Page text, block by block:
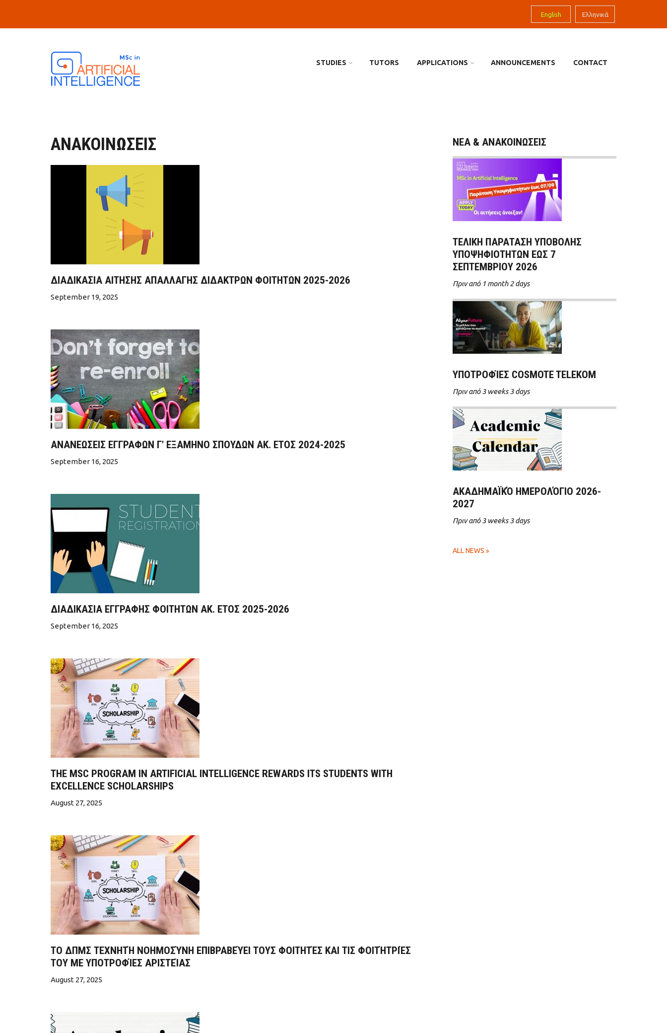
English Ελληνικά
STUDIES TUTORS APPLICATIONS ANNOUNCEMENTS CONTACT
ΑΝΑΚΟΙΝΩΣΕΙΣ
ΔΙΑΔΙΚΑΣΙΑ ΑΙΤΗΣΗΣ ΑΠΑΛΛΑΓΗΣ ΔΙΔΑΚΤΡΩΝ ΦΟΙΤΗΤΩΝ 2025-2026
September 19, 2025
ΑΝΑΝΕΩΣΕΙΣ ΕΓΓΡΑΦΩΝ Γ' ΕΞΑΜΗΝΟ ΣΠΟΥΔΩΝ ΑΚ. ΕΤΟΣ 2024-2025
September 16, 2025
ΔΙΑΔΙΚΑΣΙΑ ΕΓΓΡΑΦΗΣ ΦΟΙΤΗΤΩΝ ΑΚ. ΕΤΟΣ 2025-2026
September 16, 2025
THE MSC PROGRAM IN ARTIFICIAL INTELLIGENCE REWARDS ITS STUDENTS WITH
EXCELLENCE SCHOLARSHIPS
August 27, 2025
ΤΟ ΔΠΜΣ ΤΕΧΝΗΤΉ ΝΟΗΜΟΣΎΝΗ ΕΠΙΒΡΑΒΕΎΕΙ ΤΟΥΣ ΦΟΙΤΗΤΈΣ ΚΑΙ ΤΙΣ ΦΟΙΤΉΤΡΙΈΣ
ΤΟΥ ΜΕ ΥΠΟΤΡΟΦΊΕΣ ΑΡΙΣΤΕΊΑΣ
August 27, 2025
ΝΕΑ & ΑΝΑΚΟΙΝΩΣΕΙΣ
ΤΕΛΙΚΗ ΠΑΡΑΤΑΣΗ ΥΠΟΒΟΛΗΣ
ΥΠΟΨΗΦΙΟΤΗΤΩΝ ΕΩΣ 7
ΣΕΠΤΕΜΒΡΙΟΥ 2026
Πριν από 1 month 2 days
ΥΠΟΤΡΟΦΊΕΣ COSMOTE TELEKOM
Πριν από 3 weeks 3 days
ΑΚΑΔΗΜΑΪΚΌ ΗΜΕΡΟΛΌΓΙΟ 2026-
2027
Πριν από 3 weeks 3 days
ALL NEWS